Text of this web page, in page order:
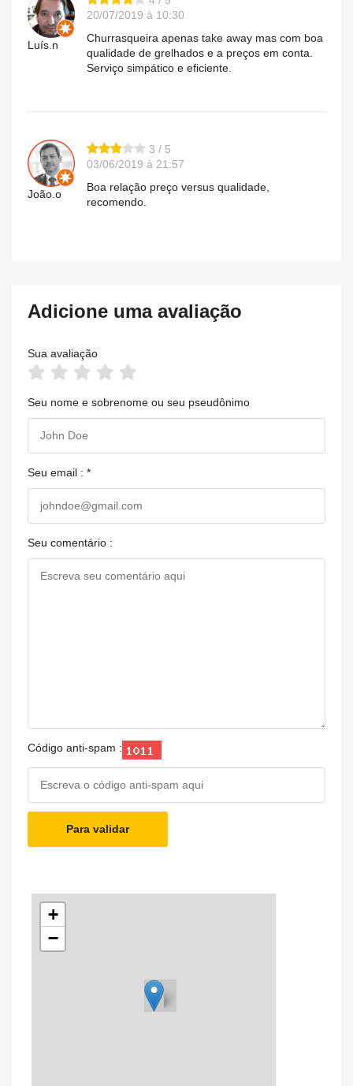
Luís.n
20/07/2019 à 10:30
Churrasqueira apenas take away mas com boa
qualidade de grelhados e a preços em conta.
Serviço simpático e eficiente.
João.o
3 / 5
03/06/2019 à 21:57
Boa relação preço versus qualidade,
recomendo.
Adicione uma avaliação
Sua avaliação
Seu nome e sobrenome ou seu pseudônimo
Seu email : *
Seu comentário :
Código anti-spam :
Para validar
+
−